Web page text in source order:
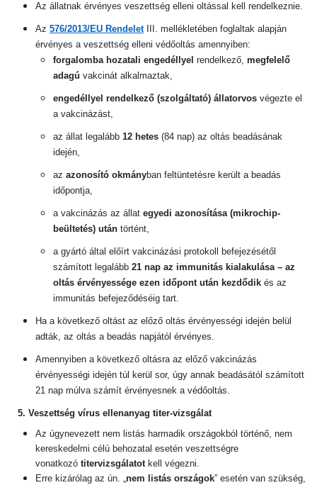
Az állatnak érvényes veszettség elleni oltással kell rendelkeznie.
Az 576/2013/EU RendeletIII. mellékletében foglaltak alapján
érvényes a veszettség elleni védőoltás amennyiben:
forgalomba hozatali engedéllyel rendelkező, megfelelő
adagú vakcinát alkalmaztak,
engedéllyel rendelkező (szolgáltató) állatorvos végezte el
a vakcinázást,
az állat legalább 12 hetes (84 nap) az oltás beadásának
idején,
az azonosító okmányban feltüntetésre került a beadás
időpontja,
a vakcinázás az állat egyedi azonosítása (mikrochip-
beültetés) után történt,
a gyártó által előírt vakcinázási protokoll befejezésétől
számított legalább 21 nap az immunitás kialakulása – az
oltás érvényessége ezen időpont után kezdődik és az
immunitás befejeződéséig tart.
Ha a következő oltást az előző oltás érvényességi idején belül
adták, az oltás a beadás napjától érvényes.
Amennyiben a következő oltásra az előző vakcinázás
érvényességi idején túl kerül sor, úgy annak beadásától számított
21 nap múlva számít érvényesnek a védőoltás.
5. Veszettség vírus ellenanyag titer-vizsgálat
Az úgynevezett nem listás harmadik országokból történő, nem
kereskedelmi célú behozatal esetén veszettségre
vonatkozó titervizsgálatotkell végezni.
Erre kizárólag az ún. „nem listás országok” esetén van szükség,